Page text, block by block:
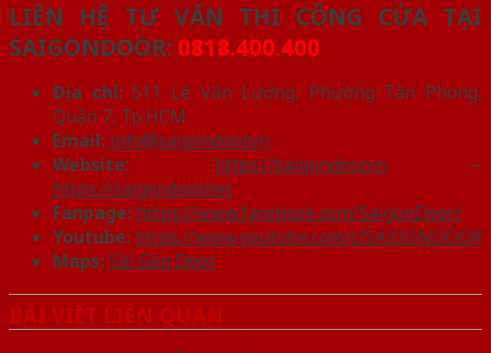
LIÊN HỆ TƯ VẤN THI CÔNG CỬA TẠI
SAIGONDOOR: 0818.400.400
Địa chỉ:511 Lê Văn Lương, Phường Tân Phong,
Quận 7, Tp.HCM
Email: info@saigondoor.vn
Website:
https://saigondoor.vn –
https://saigondoor.net
Fanpage: https://www.facebook.com/SaigonDoor/
Youtube: https://www.youtube.com/c/SAIGONDOOR
Maps:Sài Gòn Door
BÀI VIẾT LIÊN QUAN